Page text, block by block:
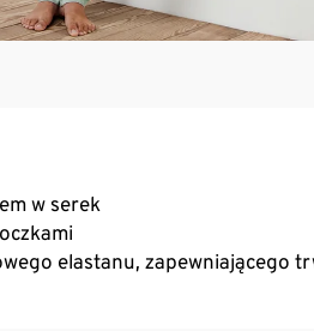
w serek
elastanu, zapewniającego